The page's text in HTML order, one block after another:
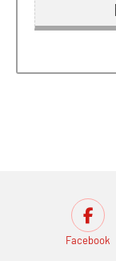
Facebook